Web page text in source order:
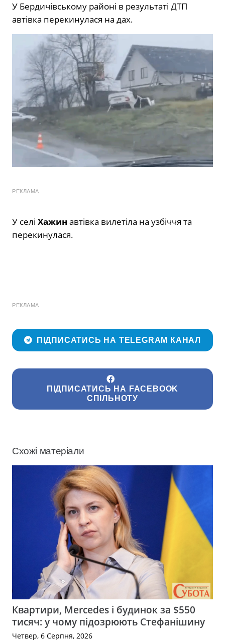
У Бердичівському районі в результаті ДТП
автівка перекинулася на дах.
РЕКЛАМА
У селі Хажин автівка вилетіла на узбіччя та
перекинулася.
РЕКЛАМА
ПІДПИСАТИСЬ НА TELEGRAM КАНАЛ
ПІДПИСАТИСЬ НА FACEBOOK
СПІЛЬНОТУ
Схожі матеріали
Квартири, Mercedes і будинок за $550
тисяч: у чому підозрюють Стефанішину
Четвер, 6 Серпня, 2026